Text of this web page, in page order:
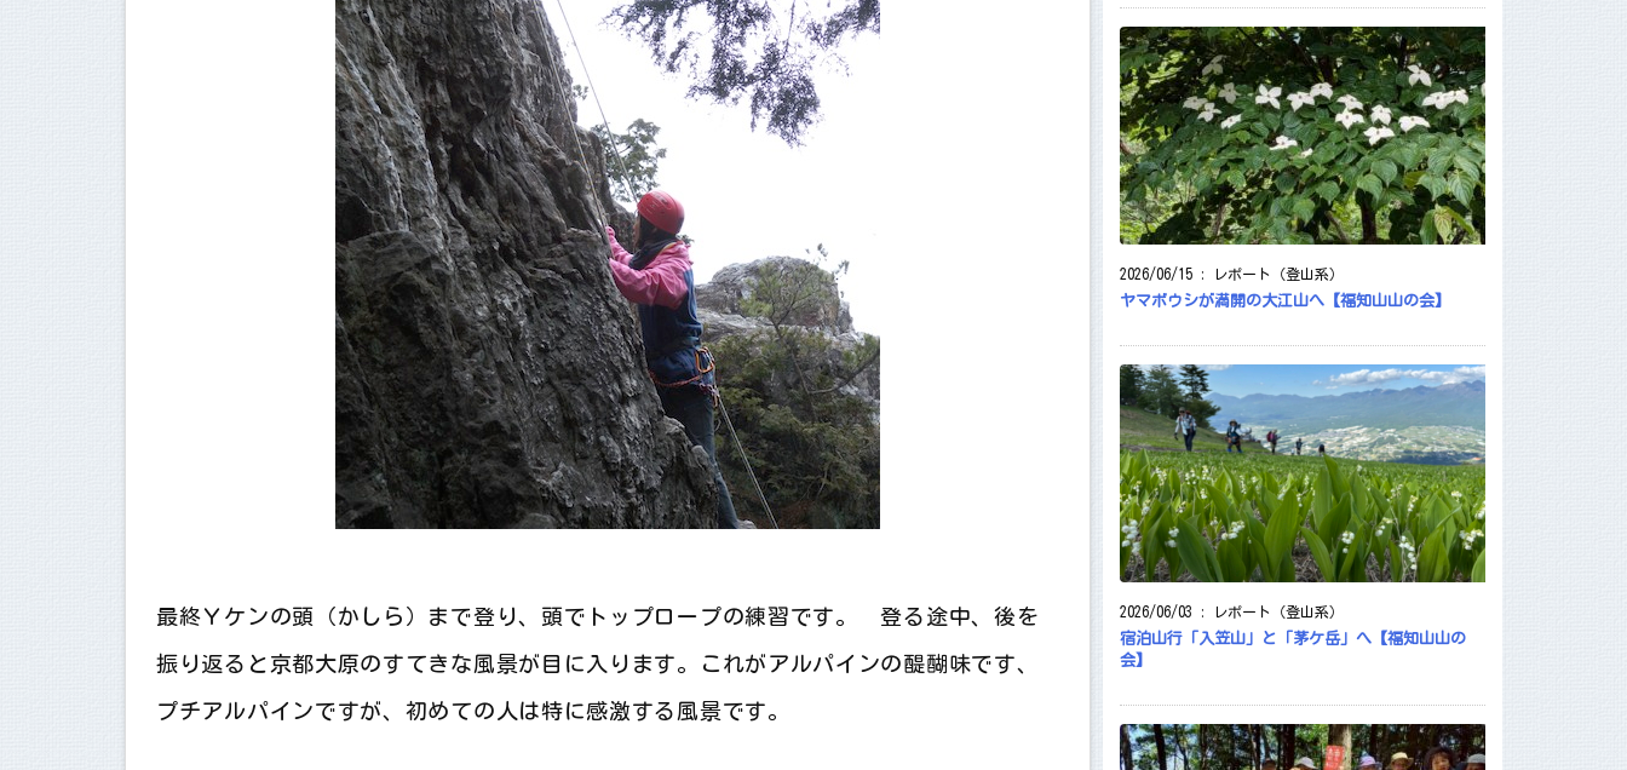
最終Ｙケンの頭（かしら）まで登り、頭でトップロープの練習です。 登る途中、後を
振り返ると京都大原のすてきな風景が目に入ります。これがアルパインの醍醐味です、
プチアルパインですが、初めての人は特に感激する風景です。
2026/06/15 : レポート（登山系）
ヤマボウシが満開の大江山へ【福知山山の会】
2026/06/03 : レポート（登山系）
宿泊山行「入笠山」と「茅ケ岳」へ【福知山山の
会】